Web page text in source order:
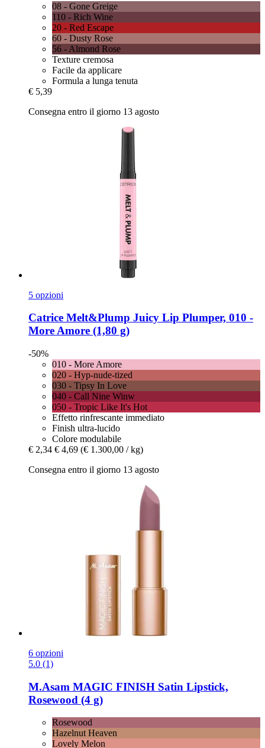
08 - Gone Greige
110 - Rich Wine
20 - Red Escape
60 - Dusty Rose
56 - Almond Rose
Texture cremosa
Facile da applicare
Formula a lunga tenuta
€ 5,39
Consegna entro il giorno 13 agosto
5 opzioni
Catrice Melt&Plump Juicy Lip Plumper, 010 -​
More Amore (1,80 g)
-50%
010 - More Amore
020 - Hyp-nude-tized
030 - Tipsy In Love
040 - Call Nine Winw
050 - Tropic Like It's Hot
Effetto rinfrescante immediato
Finish ultra-lucido
Colore modulabile
€ 2,34 € 4,69 (€ 1.300,00 / kg)
Consegna entro il giorno 13 agosto
6 opzioni
5.0 (1)
M.Asam MAGIC FINISH Satin Lipstick,
Rosewood (4 g)
Rosewood
Hazelnut Heaven
Lovely Melon